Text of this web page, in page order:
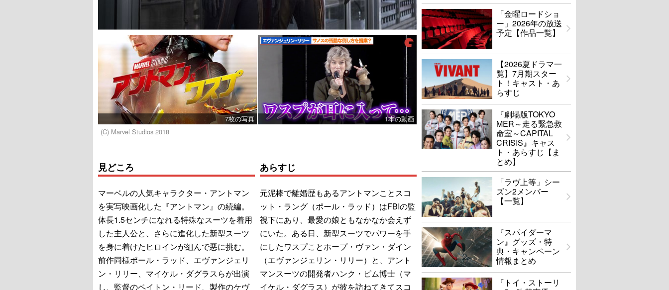
7枚の写真
1本の動画
(C) Marvel Studios 2018
見どころ
マーベルの人気キャラクター・アントマン
を実写映画化した『アントマン』の続編。
体長1.5センチになれる特殊なスーツを着用
した主人公と、さらに進化した新型スーツ
を身に着けたヒロインが組んで悪に挑む。
前作同様ポール・ラッド、エヴァンジェリ
ン・リリー、マイケル・ダグラスらが出演
し、監督のペイトン・リード、製作のケヴ
あらすじ
元泥棒で離婚歴もあるアントマンことスコ
ット・ラング（ポール・ラッド）はFBIの監
視下にあり、最愛の娘ともなかなか会えず
にいた。ある日、新型スーツでパワーを手
にしたワスプことホープ・ヴァン・ダイン
（エヴァンジェリン・リリー）と、アント
マンスーツの開発者ハンク・ピム博士（マ
イケル・ダグラス）が彼を訪ねてきてスコ
「金曜ロードショ
ー」2026年の放送
予定【作品一覧】
【2026夏ドラマ一
覧】7月期スター
ト！キャスト・あ
らすじ
『劇場版TOKYO
MER～走る緊急救
命室～CAPITAL
CRISIS』キャス
ト・あらすじ【ま
とめ】
「ラヴ上等」シー
ズン2メンバー
【一覧】
『スパイダーマ
ン』グッズ・特
典・キャンペーン
情報まとめ
『トイ・ストーリ